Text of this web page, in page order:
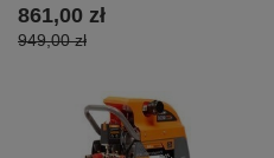
861,00 zł
949,00 zł